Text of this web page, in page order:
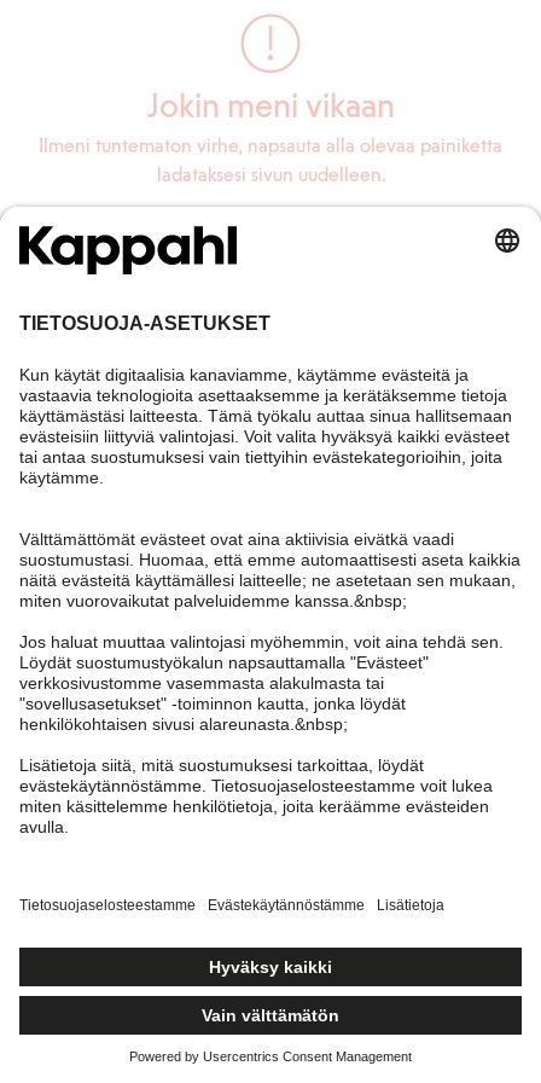
Jokin meni vikaan
Ilmeni tuntematon virhe, napsauta alla olevaa painiketta
ladataksesi sivun uudelleen.
Lataa sivu uudelleen